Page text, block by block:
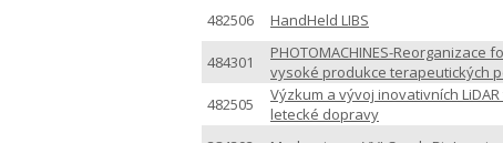
482506
HandHeld LIBS
484301
PHOTOMACHINES-
vysoké produkce terapeutických
482505
Výzkum a vývoj inovativních
letecké dopravy